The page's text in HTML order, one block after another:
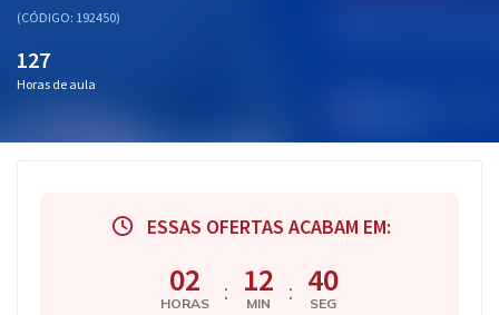
Questões grátis
Conteúdo gratuito
Aprovados
(CÓDIGO: 192450)
127
Horas de aula
ESSAS OFERTAS ACABAM EM:
02
HORAS : 12
MIN : 39
SEG